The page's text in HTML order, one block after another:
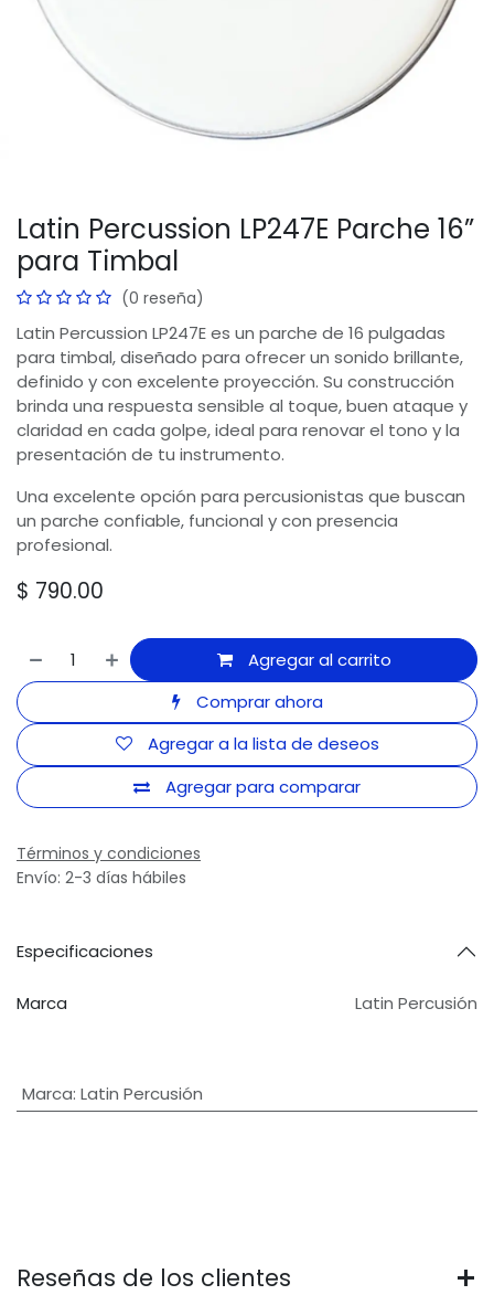
Latin Percussion LP247E Parche 16”
para Timbal
(0 reseña)
Latin Percussion LP247E es un parche de 16 pulgadas
para timbal, diseñado para ofrecer un sonido brillante,
definido y con excelente proyección. Su construcción
brinda una respuesta sensible al toque, buen ataque y
claridad en cada golpe, ideal para renovar el tono y la
presentación de tu instrumento.
Una excelente opción para percusionistas que buscan
un parche confiable, funcional y con presencia
profesional.
$ 790.00
Agregar al carrito
Comprar ahora
Agregar para comparar
Agregar a la lista de deseos
Términos y condiciones
Envío: 2-3 días hábiles
Especificaciones
Marca Latin Percusión
Marca: Latin Percusión
Reseñas de los clientes